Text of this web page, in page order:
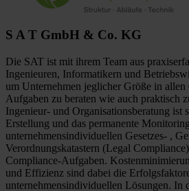
S A T GmbH & Co. KG
Die SAT ist mit ihrem Team aus
Ingenieuren, Informatikern und
um Unternehmen jeglicher Größe in
Aufgaben zu beraten wie auch praktisch
Ingenieur- und Organisationsberatung ist
Erstellung und das permanente
unternehmensindividuellen Gesetzes- ,
Verordnungskatastern (Legal
Compliance-Aufgaben.
und Effizienz sind dabei die
unternehmensindividuellen Lösungen. In